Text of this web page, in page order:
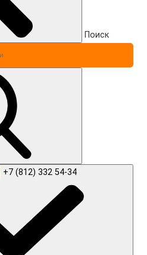
Поиск
+7 (812) 332 54-34